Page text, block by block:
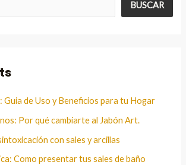
BUSCAR
Guia de Uso y Beneficios para tu Hogar
Por qué cambiarte al Jabón Art.
con sales y arcillas
Como presentar tus sales de baño